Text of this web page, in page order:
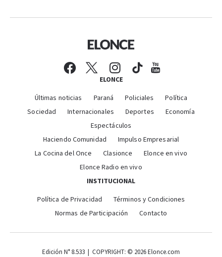
ELONCE
Últimas noticias Paraná Policiales
Política
Sociedad
Internacionales Deportes
Economía
Espectáculos
Haciendo Comunidad
Impulso Empresarial
La Cocina del Once
Clasionce
Elonce en vivo
Elonce Radio en vivo
INSTITUCIONAL
Política de Privacidad
Términos y Condiciones
Normas de Participación
Contacto
Edición N° 8.533 | COPYRIGHT: © 2026 Elonce.com